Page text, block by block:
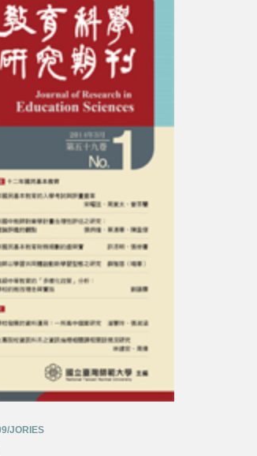
JORIES